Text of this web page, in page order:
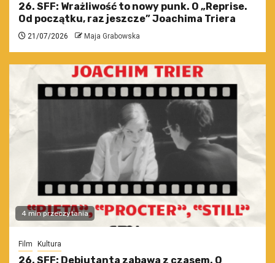
26. SFF: Wrażliwość to nowy punk. O „Reprise.
Od początku, raz jeszcze” Joachima Triera
21/07/2026 Maja Grabowska
4 min przeczytania
Film Kultura
26. SFF: Debiutanta zabawa z czasem. O